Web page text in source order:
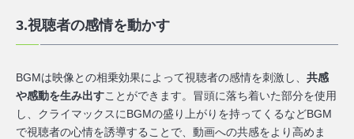
3.視聴者の感情を動かす
BGMは映像との相乗効果によって視聴者の感情を刺激し、 共感
や感動を生み出すことができます。冒頭に落ち着いた部分を使用
し、クライマックスにBGMの盛り上がりを持ってくるなどBGM
で視聴者の心情を誘導することで、動画への共感をより高めま